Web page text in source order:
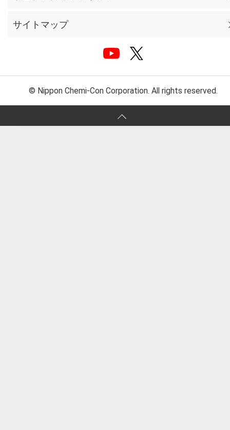
サイトマップ
© Nippon Chemi-Con Corporation. All rights reserved.